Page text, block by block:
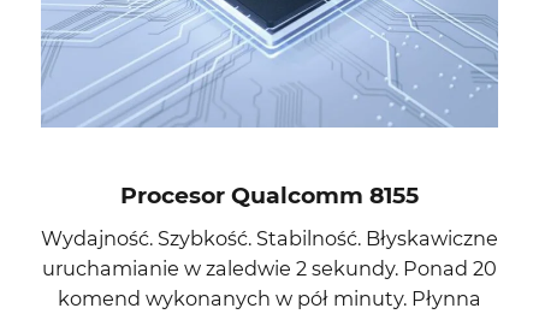
Procesor Qualcomm 8155
Wydajność. Szybkość. Stabilność. Błyskawiczne
uruchamianie w zaledwie 2 sekundy. Ponad 20
komend wykonanych w pół minuty. Płynna